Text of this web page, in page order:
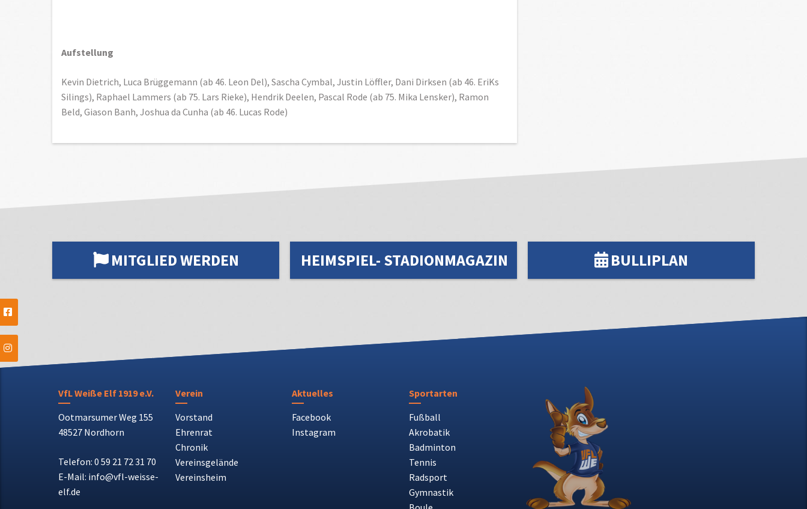
Aufstellung
Kevin Dietrich, Luca Brüggemann (ab 46. Leon Del), Sascha Cymbal, Justin Löffler, Dani Dirksen (ab 46. EriKs
Silings), Raphael Lammers (ab 75. Lars Rieke), Hendrik Deelen, Pascal Rode (ab 75. Mika Lensker), Ramon
Beld, Giason Banh, Joshua da Cunha (ab 46. Lucas Rode)
MITGLIED WERDEN HEIMSPIEL- STADIONMAGAZIN BULLIPLAN
VfL Weiße Elf 1919 e.V.
Ootmarsumer Weg 155
48527 Nordhorn
Telefon: 0 59 21 72 31 70
E-Mail: info@vfl-weisse-
elf.de
Verein
Vorstand
Ehrenrat
Chronik
Vereinsgelände
Vereinsheim
Aktuelles
Facebook
Instagram
Sportarten
Fußball
Akrobatik
Badminton
Tennis
Radsport
Gymnastik